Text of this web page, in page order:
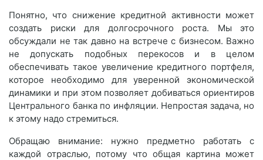
Понятно, что снижение кредитной активности может
создать риски для долгосрочного роста. Мы это
обсуждали не так давно на встрече с бизнесом. Важно
не допускать подобных перекосов и в целом
обеспечивать такое увеличение кредитного портфеля,
которое необходимо для уверенной экономической
динамики и при этом позволяет добиваться ориентиров
Центрального банка по инфляции. Непростая задача, но
к этому надо стремиться.
Обращаю внимание: нужно предметно работать с
каждой отраслью, потому что общая картина может